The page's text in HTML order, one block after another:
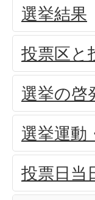
選挙結果
投票区と
選挙の啓
選挙運動
投票日当